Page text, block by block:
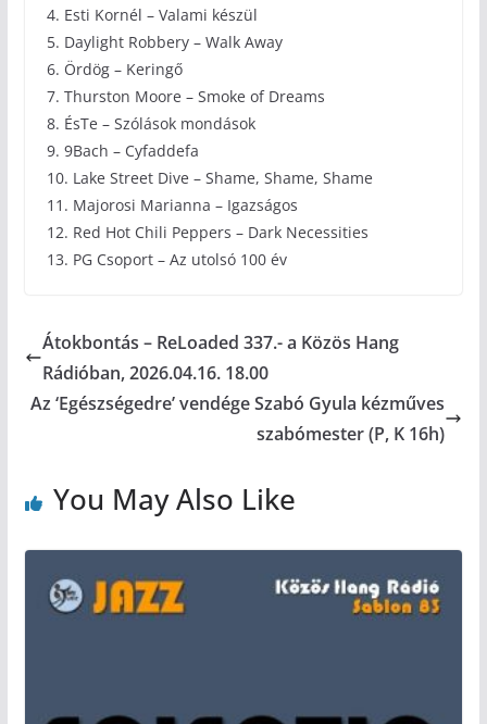
4. Esti Kornél – Valami készül
5. Daylight Robbery – Walk Away
6. Ördög – Keringő
7. Thurston Moore – Smoke of Dreams
8. ÉsTe – Szólások mondások
9. 9Bach – Cyfaddefa
10. Lake Street Dive – Shame, Shame, Shame
11. Majorosi Marianna – Igazságos
12. Red Hot Chili Peppers – Dark Necessities
13. PG Csoport – Az utolsó 100 év
Átokbontás – ReLoaded 337.- a Közös Hang
Rádióban, 2026.04.16. 18.00
Az ‘Egészségedre’ vendége Szabó Gyula kézműves
szabómester (P, K 16h)
You May Also Like